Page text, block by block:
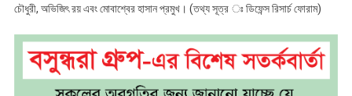
চৌধুরী, অভিজিৎ রয় এবং মোবাশ্বের হাসান প্রমুখ। (তথ্য সূত্র ঃ ডিফেন্স রিসার্চ ফোরাম)